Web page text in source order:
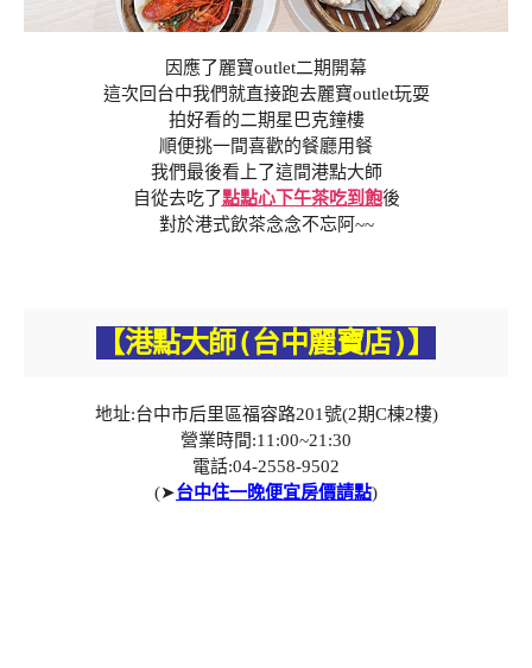
因應了麗寶outlet二期開幕
這次回台中我們就直接跑去麗寶outlet玩耍
拍好看的二期星巴克鐘樓
順便挑一間喜歡的餐廳用餐
我們最後看上了這間港點大師
自從去吃了點點心下午茶吃到飽後
對於港式飲茶念念不忘阿~~
【港點大師(台中麗寶店)】
地址:台中市后里區福容路201號(2期C棟2樓)
營業時間:11:00~21:30
電話:04-2558-9502
(➤台中住一晚便宜房價請點)